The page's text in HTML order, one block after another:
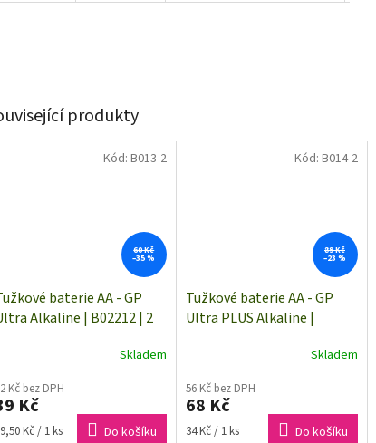
produkty
60 Kč
–35 %
baterie AA - GP
Alkaline | B02212 | 2
Skladem
Kč bez DPH
Kč
Kč / 1 ks Do košíku
Kód: B013-2
89 Kč
–23 %
Tužkové baterie AA - GP
Ultra PLUS Alkaline |
Skladem
56 Kč bez DPH
68 Kč
Měrná
34 Kč / 1 ks Do košíku
Kód: B014-2